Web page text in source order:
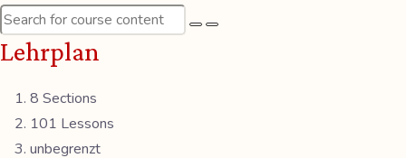
Lehrplan
8 Sections
101 Lessons
unbegrenzt